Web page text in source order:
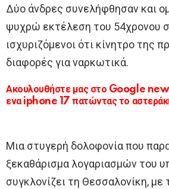
Δύο άνδρες συνελήφθησαν και
ψυχρώ εκτέλεση του 54χρονου
ισχυριζόμενοι ότι κίνητρο της
διαφορές για ναρκωτικά.
Ακουλουθήστε μας στο Google news
ενα iphone 17 πατώντας το
Μια στυγερή δολοφονία που
ξεκαθάρισμα λογαριασμών του
συγκλονίζει τη Θεσσαλονίκη, με